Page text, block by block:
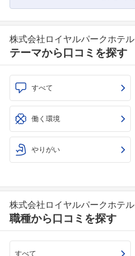
株式会社ロイヤルパークホテル
テーマから口コミを探す
すべて
働く環境
やりがい
株式会社ロイヤルパークホテル
職種から口コミを探す
すべて